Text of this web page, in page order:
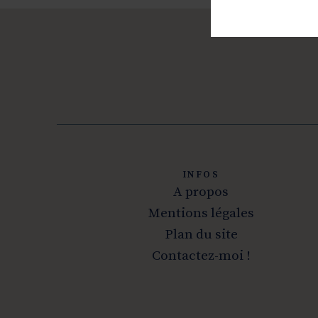
INFOS
A propos
Mentions légales
Plan du site
Contactez-moi !